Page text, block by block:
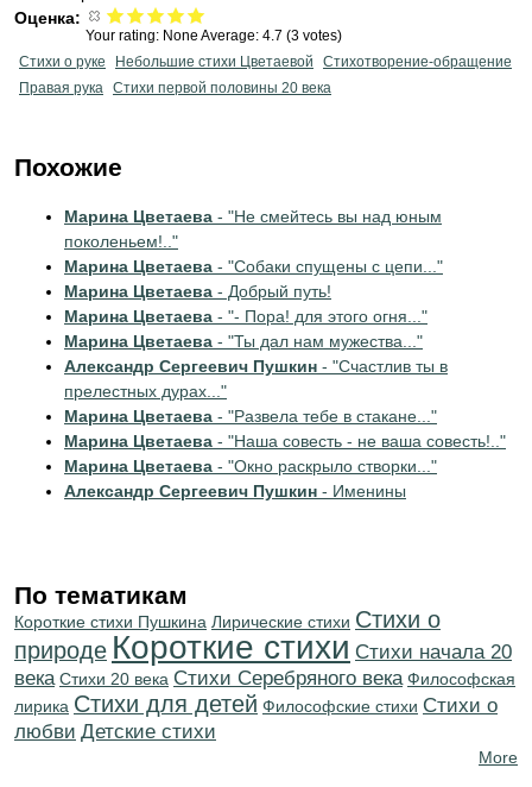
Оценка:
Your rating: None Average: 4.7 (3 votes)
Стихи о руке
Небольшие стихи Цветаевой
Стихотворение-обращение
Правая рука Стихи первой половины 20 века
Похожие
Марина Цветаева - "Нe смейтесь вы над юным
поколеньем!.."
Марина Цветаева - "Собаки спущены с цепи..."
Марина Цветаева - Добрый путь!
Марина Цветаева - "- Пора! для этого огня..."
Марина Цветаева - "Ты дал нам мужества..."
Александр Сергеевич Пушкин - "Счастлив ты в
прелестных дурах..."
Марина Цветаева - "Развела тебе в стакане..."
Марина Цветаева - "Наша совесть - не ваша совесть!.."
Марина Цветаева - "Окно раскрыло створки..."
Александр Сергеевич Пушкин - Именины
По тематикам
Короткие стихи Пушкина Лирические стихи Стихи о
природе Короткие стихи Cтихи начала 20
века Стихи 20 века Cтихи Серебряного века Философская
лирика Стихи для детей Философские стихи Стихи о
любви Детские стихи
More